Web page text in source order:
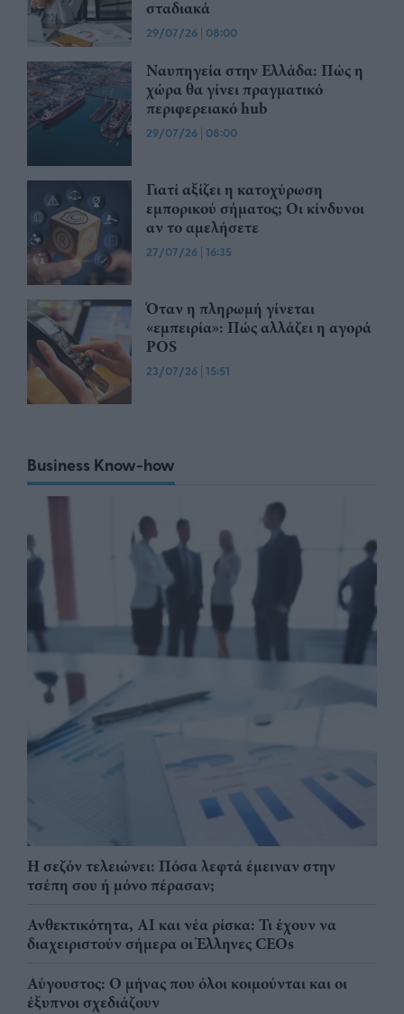
σταδιακά
29/07/26 | 08:00
Ναυπηγεία στην Ελλάδα: Πώς η
χώρα θα γίνει πραγματικό
περιφερειακό hub
29/07/26 | 08:00
Γιατί αξίζει η κατοχύρωση
εμπορικού σήματος; Οι κίνδυνοι
αν το αμελήσετε
27/07/26 | 16:35
Όταν η πληρωμή γίνεται
«εμπειρία»: Πώς αλλάζει η αγορά
POS
23/07/26 | 15:51
Business Know-how
Η σεζόν τελειώνει: Πόσα λεφτά έμειναν στην
τσέπη σου ή μόνο πέρασαν;
Ανθεκτικότητα, AI και νέα ρίσκα: Τι έχουν να
διαχειριστούν σήμερα οι Έλληνες CEOs
Αύγουστος: Ο μήνας που όλοι κοιμούνται και οι
έξυπνοι σχεδιάζουν